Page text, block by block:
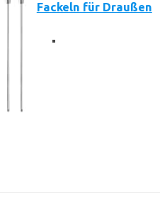
Fackeln für Draußen